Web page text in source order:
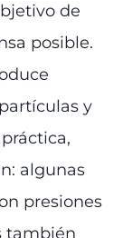
de
posible.
y
algunas
presiones
también